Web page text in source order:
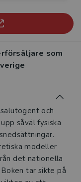
som
och
såväl fysiska
modeller
det nationella
tar sikte på